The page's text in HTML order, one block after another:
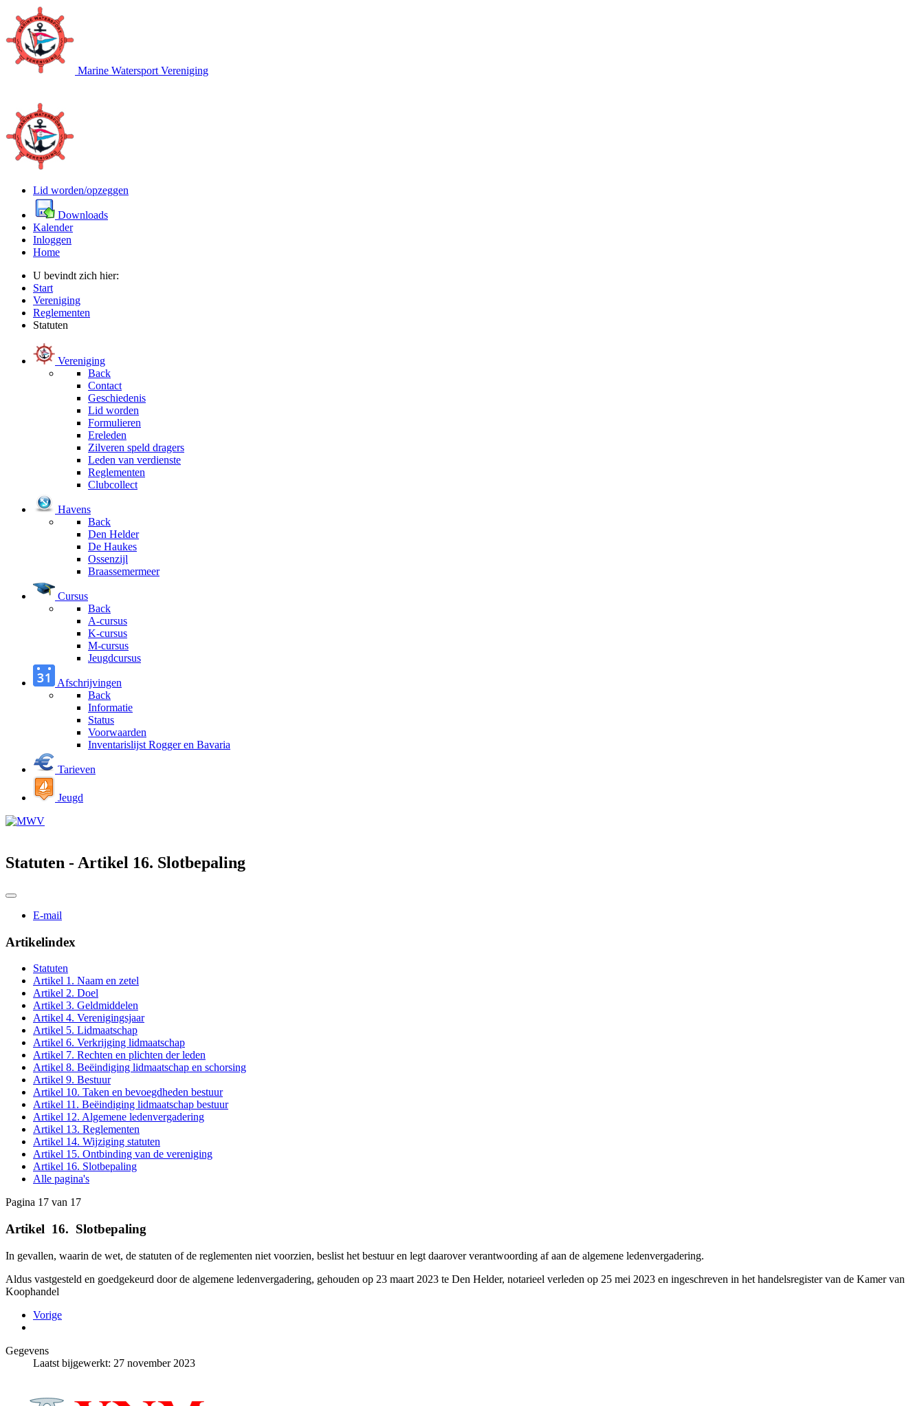
Marine Watersport Vereniging
Lid worden/opzeggen
Downloads
Kalender
Inloggen
Home
U bevindt zich hier:
Start
Vereniging
Reglementen
Statuten
Vereniging
Back
Contact
Geschiedenis
Lid worden
Formulieren
Ereleden
Zilveren speld dragers
Leden van verdienste
Reglementen
Clubcollect
Havens
Back
Den Helder
De Haukes
Ossenzijl
Braassemermeer
Cursus
Back
A-cursus
K-cursus
M-cursus
Jeugdcursus
Afschrijvingen
Back
Informatie
Status
Voorwaarden
Inventarislijst Rogger en Bavaria
Tarieven
Jeugd
Statuten - Artikel 16. Slotbepaling
E-mail
Artikelindex
Statuten
Artikel 1. Naam en zetel
Artikel 2. Doel
Artikel 3. Geldmiddelen
Artikel 4. Verenigingsjaar
Artikel 5. Lidmaatschap
Artikel 6. Verkrijging lidmaatschap
Artikel 7. Rechten en plichten der leden
Artikel 8. Beëindiging lidmaatschap en schorsing
Artikel 9. Bestuur
Artikel 10. Taken en bevoegdheden bestuur
Artikel 11. Beëindiging lidmaatschap bestuur
Artikel 12. Algemene ledenvergadering
Artikel 13. Reglementen
Artikel 14. Wijziging statuten
Artikel 15. Ontbinding van de vereniging
Artikel 16. Slotbepaling
Alle pagina's
Pagina 17 van 17
Artikel 16. Slotbepaling
In gevallen, waarin de wet, de statuten of de reglementen niet voorzien, beslist het bestuur en legt daarover verantwoording af aan de algemene ledenvergadering.
Aldus vastgesteld en goedgekeurd door de algemene ledenvergadering, gehouden op 23 maart 2023 te Den Helder, notarieel verleden op 25 mei 2023 en ingeschreven in het handelsregister van de Kamer van
Koophandel
Vorige
Gegevens
Laatst bijgewerkt: 27 november 2023